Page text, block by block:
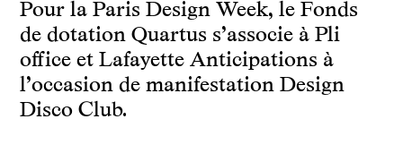
Pour la Paris Design Week, le Fonds
de dotation Quartus s’associe à Pli
office et Lafayette Anticipations à
l’occasion de manifestation Design
Disco Club.